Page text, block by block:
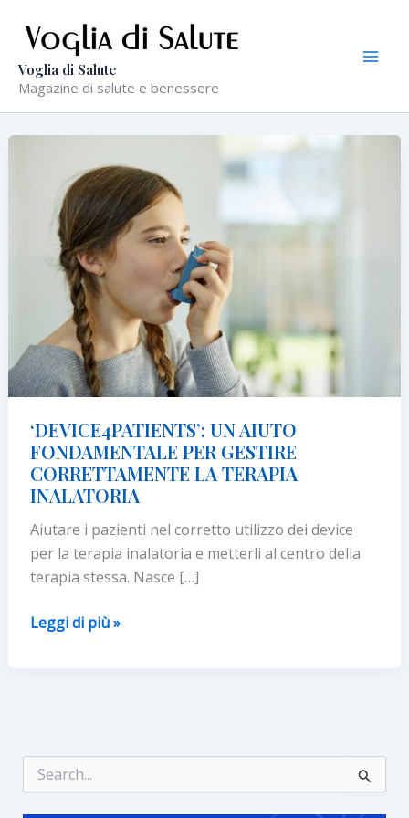
contenuto
Voglia di Salute
Magazine di salute e benessere
‘DEVICE4PATIENTS’: UN AIUTO
FONDAMENTALE PER GESTIRE
CORRETTAMENTE LA TERAPIA
INALATORIA
Aiutare i pazienti nel corretto utilizzo dei device
per la terapia inalatoria e metterli al centro della
terapia stessa. Nasce […]
‘DEVICE4PATIENTS’:
CORRETTAMENTE
LA
TERAPIA
Leggi di più »